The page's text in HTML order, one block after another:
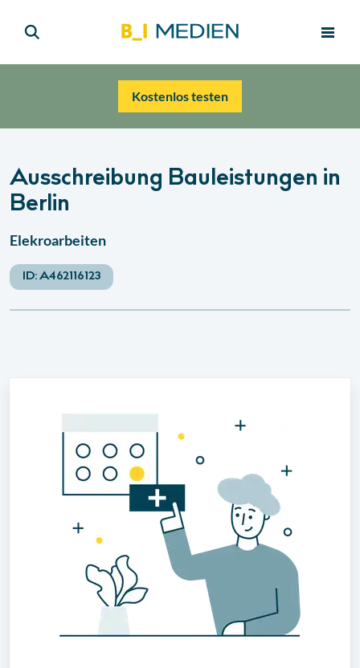
Kostenlos testen
Ausschreibung Bauleistungen in
Berlin
Elekroarbeiten
ID:A462116123